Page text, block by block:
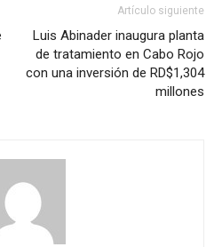
Artículo siguiente
Luis Abinader inaugura planta
de tratamiento en Cabo Rojo
con una inversión de RD$1,304
millones